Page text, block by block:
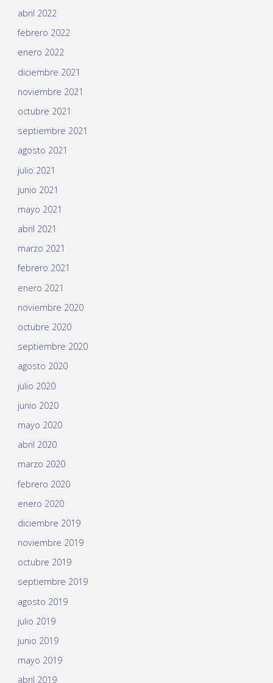
abril 2022
febrero 2022
enero 2022
diciembre 2021
noviembre 2021
octubre 2021
septiembre 2021
agosto 2021
julio 2021
junio 2021
mayo 2021
abril 2021
marzo 2021
febrero 2021
enero 2021
noviembre 2020
octubre 2020
septiembre 2020
agosto 2020
julio 2020
junio 2020
mayo 2020
abril 2020
marzo 2020
febrero 2020
enero 2020
diciembre 2019
noviembre 2019
octubre 2019
septiembre 2019
agosto 2019
julio 2019
junio 2019
mayo 2019
abril 2019